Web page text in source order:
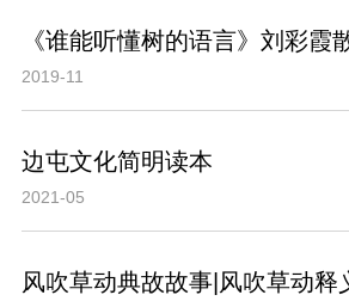
《谁能听懂树的语言》刘彩霞
2019-11
边屯文化简明读本
2021-05
风吹草动典故故事|风吹草动释